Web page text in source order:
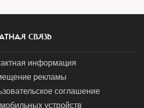
СВЯЗЬ
информация
рекламы
соглашение
устройств